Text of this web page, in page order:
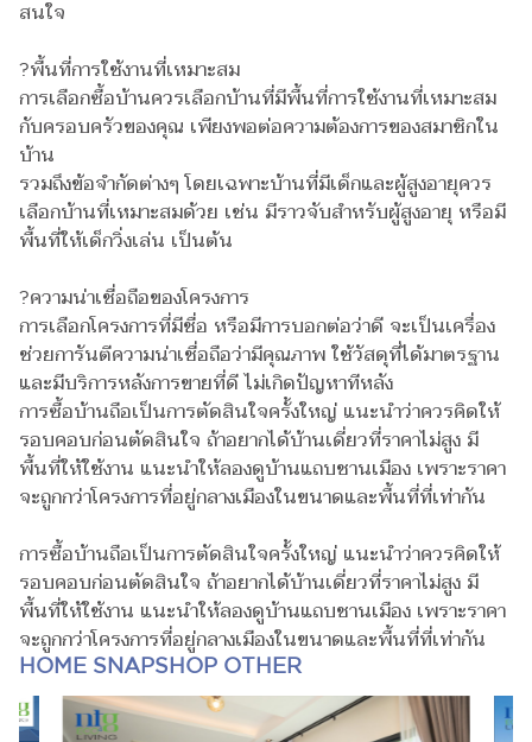
สนใจ
?พื้นที่การใช้งานที่เหมาะสม
การเลือกซื้อบ้านควรเลือกบ้านที่มีพื้นที่การใช้งานที่เหมาะสม
กับครอบครัวของคุณ เพียงพอต่อความต้องการของสมาชิกใน
บ้าน
รวมถึงข้อจำกัดต่างๆ โดยเฉพาะบ้านที่มีเด็กและผู้สูงอายุควร
เลือกบ้านที่เหมาะสมด้วย เช่น มีราวจับสำหรับผู้สูงอายุ หรือมี
พื้นที่ให้เด็กวิ่งเล่น เป็นต้น
?ความน่าเชื่อถือของโครงการ
การเลือกโครงการที่มีชื่อ หรือมีการบอกต่อว่าดี จะเป็นเครื่อง
ช่วยการันตีความน่าเชื่อถือว่ามีคุณภาพ ใช้วัสดุที่ได้มาตรฐาน
และมีบริการหลังการขายที่ดี ไม่เกิดปัญหาทีหลัง
การซื้อบ้านถือเป็นการตัดสินใจครั้งใหญ่ แนะนำว่าควรคิดให้
รอบคอบก่อนตัดสินใจ ถ้าอยากได้บ้านเดี่ยวที่ราคาไม่สูง มี
พื้นที่ให้ใช้งาน แนะนำให้ลองดูบ้านแถบชานเมือง เพราะราคา
จะถูกกว่าโครงการที่อยู่กลางเมืองในขนาดและพื้นที่ที่เท่ากัน
การซื้อบ้านถือเป็นการตัดสินใจครั้งใหญ่ แนะนำว่าควรคิดให้
รอบคอบก่อนตัดสินใจ ถ้าอยากได้บ้านเดี่ยวที่ราคาไม่สูง มี
พื้นที่ให้ใช้งาน แนะนำให้ลองดูบ้านแถบชานเมือง เพราะราคา
จะถูกกว่าโครงการที่อยู่กลางเมืองในขนาดและพื้นที่ที่เท่ากัน
HOME SNAPSHOP OTHER